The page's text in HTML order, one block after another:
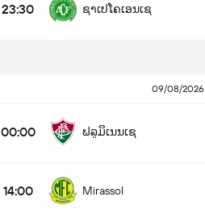
23:30 ຊາເປໂຄເອນເຊ
09/08/2026
00:00 ຟລູມິເນນເຊ
14:00 Mirassol